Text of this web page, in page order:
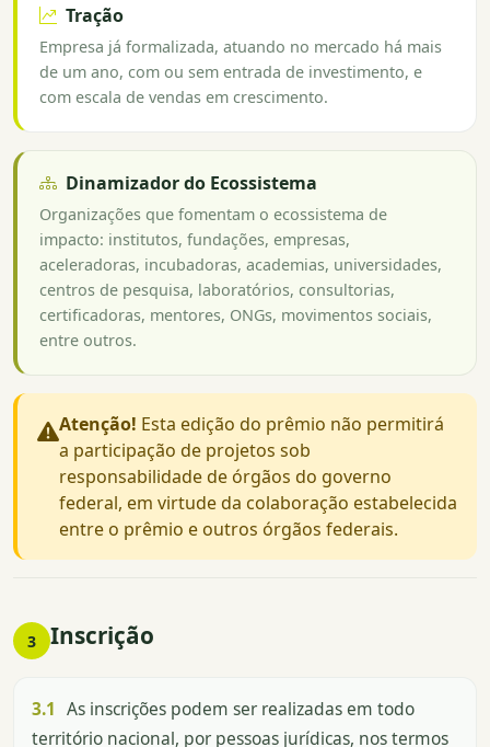
Tração
Empresa já formalizada, atuando no mercado há mais
de um ano, com ou sem entrada de investimento, e
com escala de vendas em crescimento.
Dinamizador do Ecossistema
Organizações que fomentam o ecossistema de
impacto: institutos, fundações, empresas,
aceleradoras, incubadoras, academias, universidades,
centros de pesquisa, laboratórios, consultorias,
certificadoras, mentores, ONGs, movimentos sociais,
entre outros.
Atenção! Esta edição do prêmio não permitirá
a participação de projetos sob
responsabilidade de órgãos do governo
federal, em virtude da colaboração estabelecida
entre o prêmio e outros órgãos federais.
3 Inscrição
3.1 As inscrições podem ser realizadas em todo
território nacional, por pessoas jurídicas, nos termos